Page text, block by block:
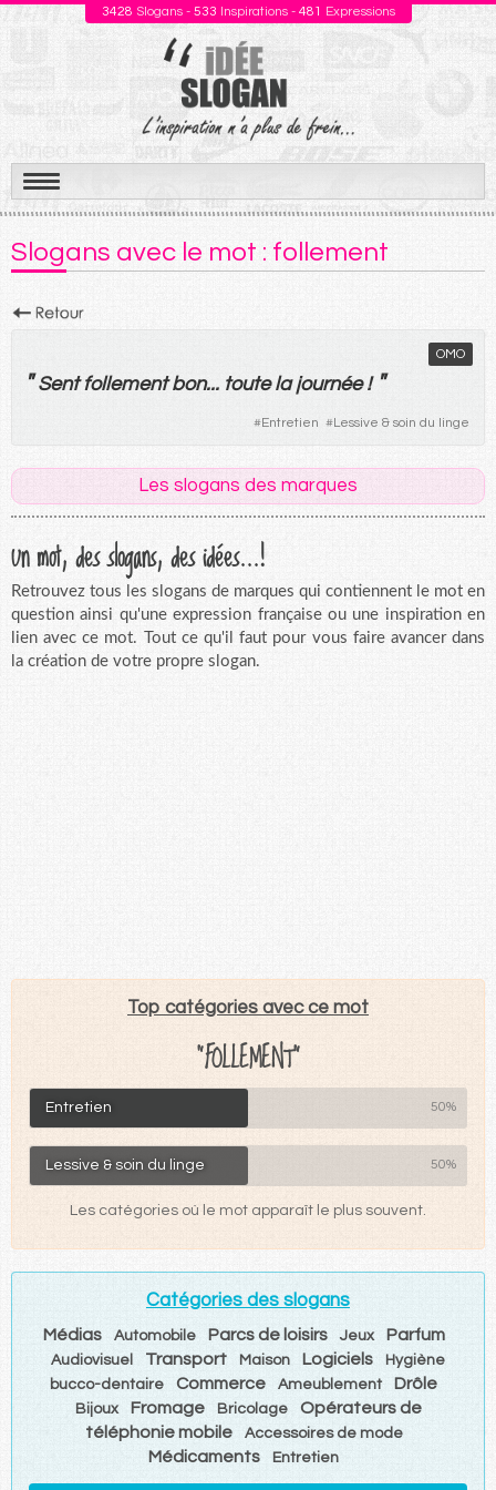
3428 Slogans - 533 Inspirations - 481 Expressions
Aller
au
contenu
Slogans avec le mot : follement
OMO
" Sent follement bon... toute la journée! "
#Entretien #Lessive & soin du linge
Les slogans des marques
Un mot, des slogans, des idées...!
Retrouvez tous les slogans de marques qui contiennent le mot en
question ainsi qu'une expression française ou une inspiration en
lien avec ce mot. Tout ce qu'il faut pour vous faire avancer dans
la création de votre propre slogan.
Top catégories avec ce mot
"FOLLEMENT"
Entretien 50%
Lessive & soin du linge 50%
Les catégories où le mot apparaît le plus souvent.
Catégories des slogans
Médias Automobile Parcs de loisirs Jeux Parfum
Audiovisuel Transport Maison Logiciels
Hygiène
bucco-dentaire
Commerce Ameublement Drôle
Bijoux Fromage Bricolage
Opérateurs de
téléphonie mobile
Accessoires de mode
Médicaments Entretien